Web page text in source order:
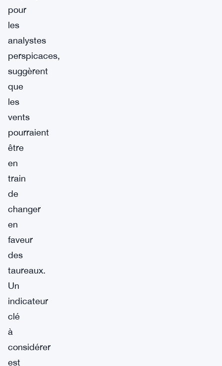
pour
les
analystes
perspicaces,
suggèrent
que
les
vents
pourraient
être
en
train
de
changer
en
faveur
des
taureaux.
Un
indicateur
clé
à
considérer
est